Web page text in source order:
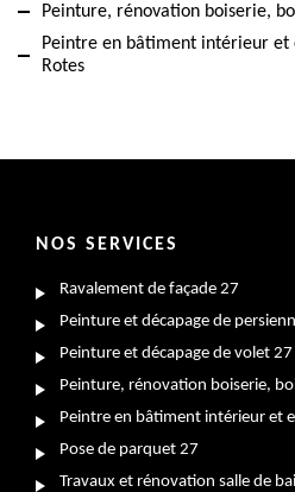
Peinture, rénovation boiserie,
Peintre en bâtiment intérieur et
Rotes
NOS SERVICES
Ravalement de façade 27
Peinture et décapage de
Peinture et décapage de volet 27
Peinture, rénovation boiserie,
Peintre en bâtiment intérieur et
Pose de parquet 27
Travaux et rénovation salle de